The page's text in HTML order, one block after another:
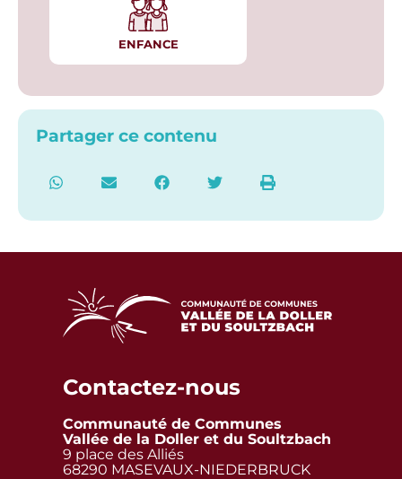
ENFANCE
Partager ce contenu
Contactez-nous
Communauté de Communes
Vallée de la Doller et du Soultzbach
9 place des Alliés
68290 MASEVAUX-NIEDERBRUCK